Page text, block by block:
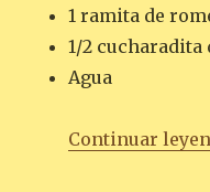
1 ramita de
1/2 cucharadita
Agua
Continuar